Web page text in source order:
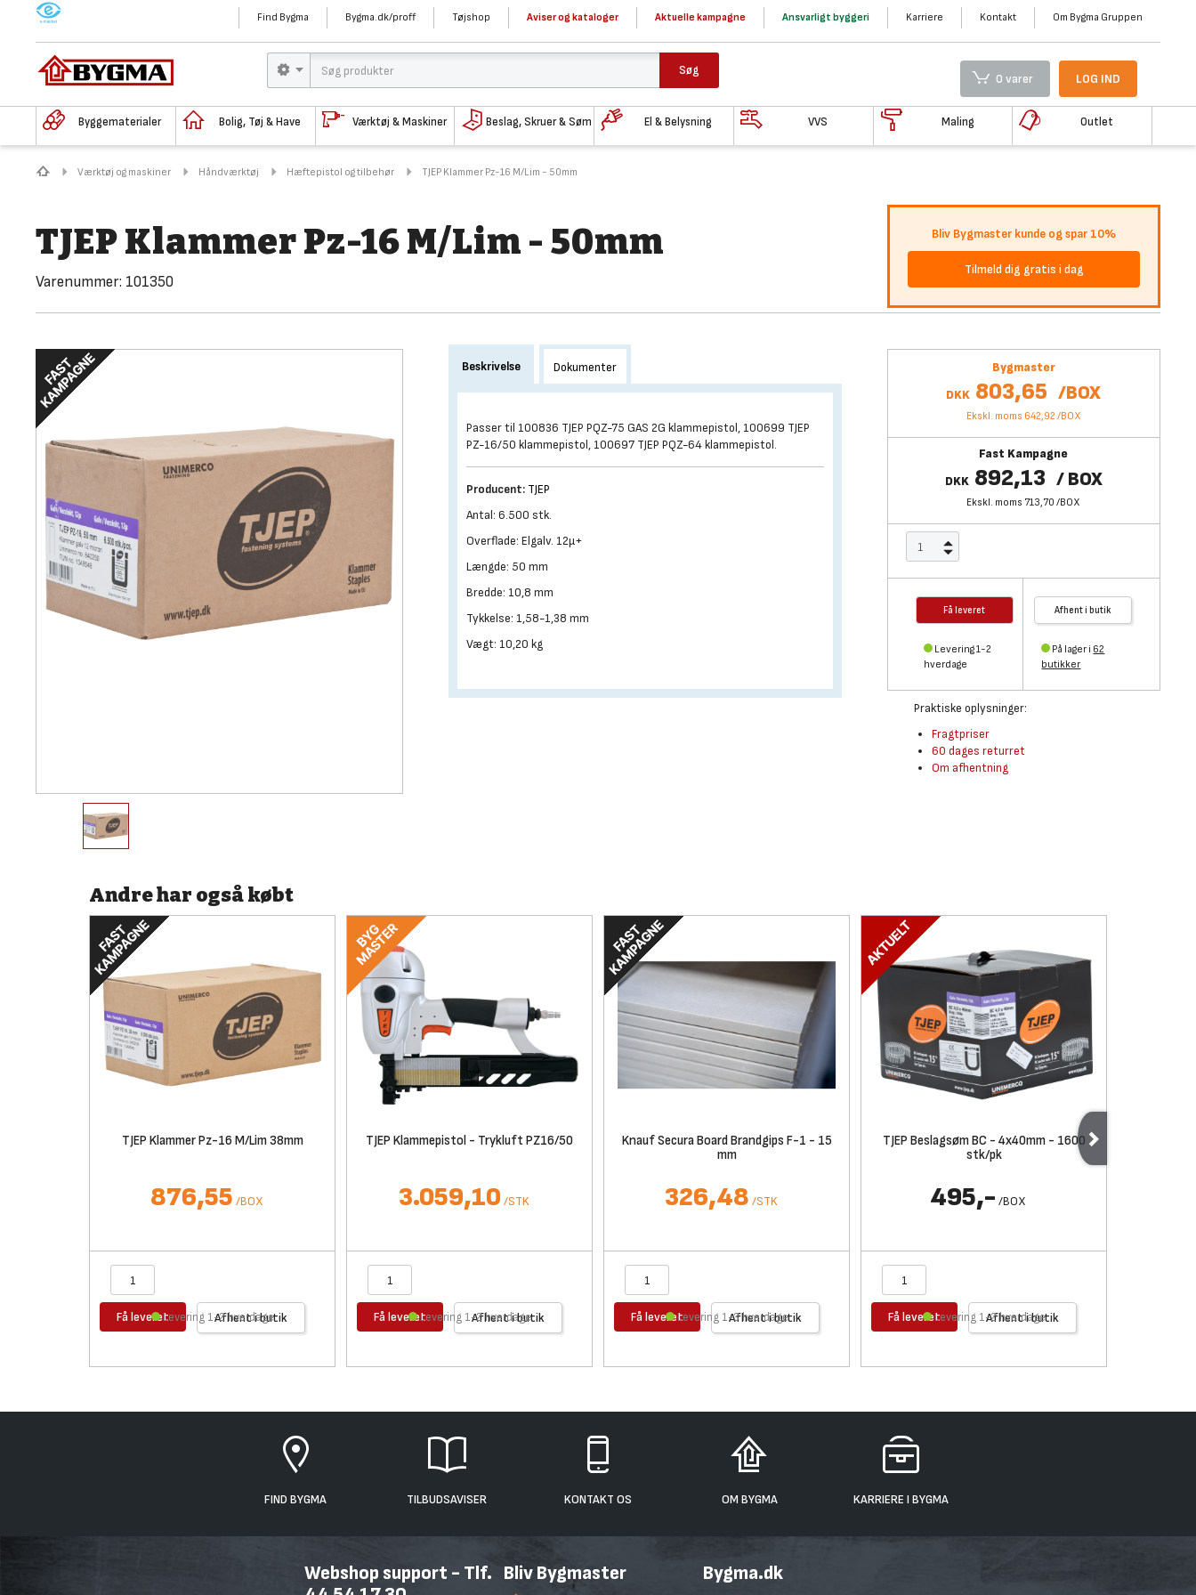
M Find Bygma Bygma.dk/proff Tøjshop Aviser og kataloger Aktuelle kampagne Ansvarligt byggeri Karriere Kontakt Om Bygma Gruppen
Søg
0 varer LOG IND
Byggematerialer Bolig, Tøj & Have Værktøj & Maskiner Beslag, Skruer & Søm El & Belysning VVS Maling Outlet
Værktøj og maskiner Håndværktøj Hæftepistol og tilbehør TJEP Klammer Pz-16 M/Lim - 50mm
TJEP Klammer Pz-16 M/Lim - 50mm
Varenummer: 101350
Bliv Bygmaster kunde og spar 10%
Tilmeld dig gratis i dag
Bygmaster
DKK 803,65 /BOX
Ekskl. moms 642,92 /BOX
Fast Kampagne
DKK 892,13 /BOX
Ekskl. moms 713,70 /BOX
Få leveret
Levering 1-2
hverdage
Afhent i butik
På lager i 62
butikker
Praktiske oplysninger:
Fragtpriser
60 dages returret
Om afhentning
Beskrivelse Dokumenter
Passer til 100836 TJEP PQZ-75 GAS 2G klammepistol, 100699 TJEP
PZ-16/50 klammepistol, 100697 TJEP PQZ-64 klammepistol.
Producent: TJEP
Antal: 6.500 stk.
Overflade: Elgalv. 12µ+
Længde: 50 mm
Bredde: 10,8 mm
Tykkelse: 1,58-1,38 mm
Vægt: 10,20 kg
Andre har også købt
TJEP Klammer Pz-16 M/Lim 38mm
876,55 /BOX
Få leveret Afhent i butik
Levering 1-2 hverdage
TJEP Klammepistol - Trykluft PZ16/50
3.059,10 /STK
Få leveret Afhent i butik
Levering 1-2 hverdage
Knauf Secura Board Brandgips F-1 - 15
mm
326,48 /STK
Få leveret Afhent i butik
Levering 1-3 hverdage
TJEP Beslagsøm BC - 4x40mm - 1600
stk/pk
495,- /BOX
Få leveret Afhent i butik
Levering 1-2 hverdage
FIND BYGMA TILBUDSAVISER KONTAKT OS OM BYGMA KARRIERE I BYGMA
Webshop support - Tlf. Bliv Bygmaster Bygma.dk